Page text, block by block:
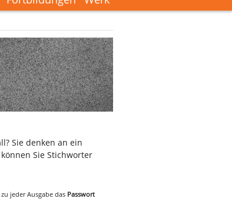
Sie denken an ein
Sie Stichworter
jeder Ausgabe das Passwort